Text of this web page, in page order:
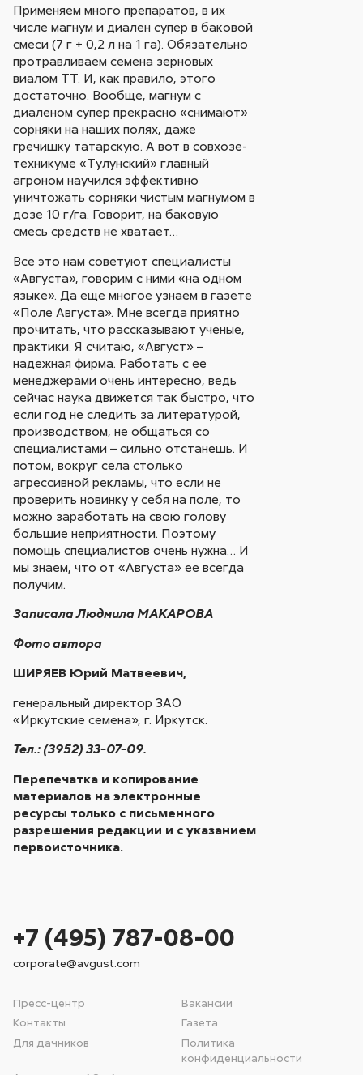
Применяем много препаратов, в их
числе магнум и диален супер в баковой
смеси (7 г + 0,2 л на 1 га). Обязательно
протравливаем семена зерновых
виалом ТТ. И, как правило, этого
достаточно. Вообще, магнум с
диаленом супер прекрасно «снимают»
сорняки на наших полях, даже
гречишку татарскую. А вот в совхозе-
техникуме «Тулунский» главный
агроном научился эффективно
уничтожать сорняки чистым магнумом в
дозе 10 г/га. Говорит, на баковую
смесь средств не хватает…
Все это нам советуют специалисты
«Августа», говорим с ними «на одном
языке». Да еще многое узнаем в газете
«Поле Августа». Мне всегда приятно
прочитать, что рассказывают ученые,
практики. Я считаю, «Август» –
надежная фирма. Работать с ее
менеджерами очень интересно, ведь
сейчас наука движется так быстро, что
если год не следить за литературой,
производством, не общаться со
специалистами – сильно отстанешь. И
потом, вокруг села столько
агрессивной рекламы, что если не
проверить новинку у себя на поле, то
можно заработать на свою голову
большие неприятности. Поэтому
помощь специалистов очень нужна… И
мы знаем, что от «Августа» ее всегда
получим.
Записала Людмила МАКАРОВА
Фото автора
ШИРЯЕВ Юрий Матвеевич,
генеральный директор ЗАО
«Иркутские семена», г. Иркутск.
Тел.: (3952) 33-07-09.
Перепечатка и копирование
материалов на электронные
ресурсы только с письменного
разрешения редакции и с указанием
первоисточника.
Пресс-центр
Вакансии
Контакты
Газета
Для дачников
Политика
конфиденциальности
+7 (495) 787-08-00
corporate@avgust.com